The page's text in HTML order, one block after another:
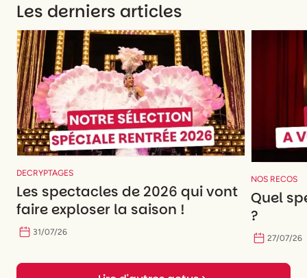
Les derniers articles
DECRYPTAGES
Les spectacles de 2026 qui vont
faire exploser la saison !
31/07/26
NOS RECOS
Quel
?
27/07/26